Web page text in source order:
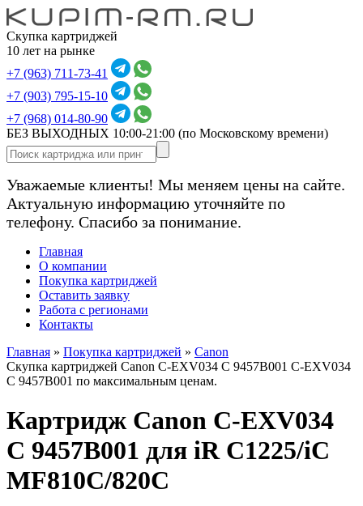
Скупка картриджей
10 лет на рынке
+7 (963) 711-73-41
+7 (903) 795-15-10
+7 (968) 014-80-90
БЕЗ ВЫХОДНЫХ 10:00-21:00 (по Московскому времени)
Уважаемые клиенты! Мы меняем цены на сайте.
Актуальную информацию уточняйте по
телефону. Спасибо за понимание.
Главная
О компании
Покупка картриджей
Оставить заявку
Работа с регионами
Контакты
Главная » Покупка картриджей » Canon
Скупка картриджей Canon C-EXV034 C 9457B001 C-EXV034
C 9457B001 по максимальным ценам.
Картридж Canon C-EXV034
C 9457B001 для iR C1225/iC
MF810C/820C